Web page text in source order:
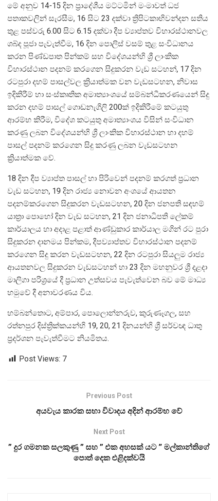
මේ අනුව 14-15 දින ප්‍රාදේශීය මට්ටමින් මංමාවත් ධජ
පතාකවලින් සැරසීම, 16 සිට 23 දක්වා ත්‍රිපිටකාභිවන්දන සතිය
තුළ පස්වරු 6.00 සිට 6.15 දක්වා දීප ව්‍යාප්තව විහාරස්ථානවල
ශබ්ද පූජා පැවැත්වීම, 16 දින පොලිස් වසම් තුළ සංවිධානය
කරන පිණ්ඩපාත පින්කම් සහ විදේශයන්හි ශ්‍රී ලාංකික
විහාරස්ථාන පදනම් කරගෙන සිදුකරන වැඩ සටහන්, 17 දින
රටපුරා දහම් පාසල්වල ක්‍රියාත්මක වන වැඩසටහන, නිවාස
ඉදිකිරීම් හා සංස්කෘතික අමාත්‍යාංශයේ සම්බන්ධීකරණයෙන් සිදු
කරන දහම් පාසල් ගොඩනැගිලි 200ක් ඉදිකිරීමේ කටයුතු
ආරම්භ කිරීම, විදේශ කටයුතු අමාත්‍යාංශය විසින් සංවිධාන
කරණු ලබන විදේශයන්හි ශ්‍රී ලාංකික විහාරස්ථාන හා දහම්
පාසල් පදනම් කරගෙන සිදු කරණු ලබන වැඩසටහන
ක්‍රියාත්මක වේ.
18 දින දීප ව්‍යාප්ත පාසල් හා පිරිවෙන් පදනම් කරගත් ප්‍රධාන
වැඩ සටහන, 19 දින රාජ්‍ය නොවන අංශයේ ආයතන
පදනම්කරගෙන සිදුකරන වැඩසටහන, 20 දින ජනපති සඳහම්
යාත්‍රා පොහෝ දින වැඩ සටහන, 21 දින ජනාධිපති ලේකම්
කාර්යාලය හා අදාළ පළාත් ආණ්ඩුකාර කාර්යාල මගින් රට පුරා
සිදුකරන දානමය පින්කම, දීපව්‍යාප්තව විහාරස්ථාන පදනම්
කරගෙන සිදු කරන වැඩසටහන, 22 දින රටපුරා සියලුම රාජ්‍ය
ආයතනවල සිදුකරන වැඩසටහන් හා 23 දින මහනුවර ශ්‍රී දළදා
මාලිගා පරිශ්‍රයේ දී ප්‍රධාන උත්සවය පැවැත්වෙන බව මේ මාධ්‍ය
හමුවේ දී අනාවරණය විය.
හම්බන්තොට, අම්පාර, පොලොන්නරුව, කුරුණෑගල, සහ
රත්නපුර දිස්ත්‍රික්කයන්හි 19, 20, 21 දිනයන්හි ශ්‍රී සර්වඥ ධාතු
ප්‍රදර්ශන පැවැත්වීමට නියමිතය.
Post Views: 7
Previous Post
අයවැය කාරක සභා විවාදය අදින් ආරම්භ වේ
Next Post
” දුර ගමනක සලකුණු ” සහ ” එක අහසක් යට ” මල්කාන්තිගේ
පොත් දෙක එළිදක්වයි